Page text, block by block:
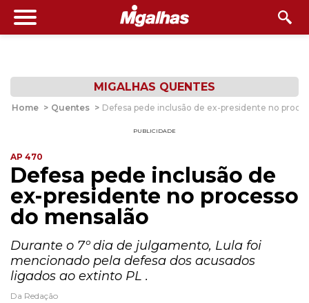
MIGALHAS QUENTES
Home > Quentes > Defesa pede inclusão de ex-presidente no
PUBLICIDADE
AP 470
Defesa pede inclusão de
ex-presidente no processo
do mensalão
Durante o 7º dia de julgamento, Lula foi
mencionado pela defesa dos acusados
ligados ao extinto PL .
Da Redação